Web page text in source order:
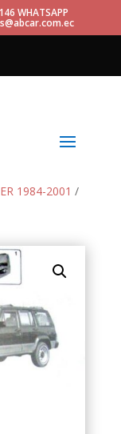
WHATSAPP
1984-2001 /